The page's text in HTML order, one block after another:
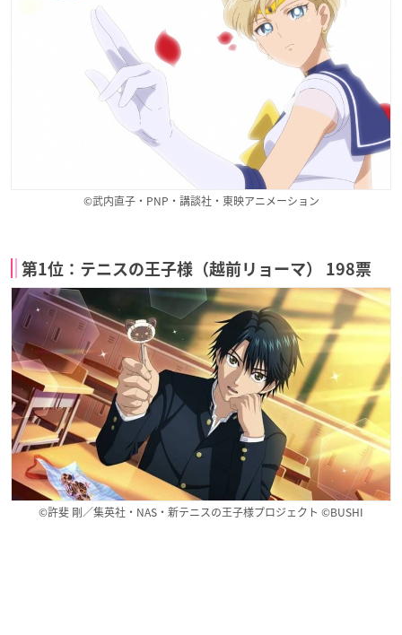
©武内直子・PNP・講談社・東映アニメーション
第1位：テニスの王子様（越前リョーマ） 198票
©許斐 剛／集英社・NAS・新テニスの王子様プロジェクト ©BUSHI